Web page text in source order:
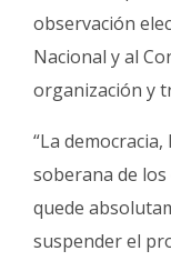
observación
Nacional y al
organización y
“La
soberana de
quede
suspender el